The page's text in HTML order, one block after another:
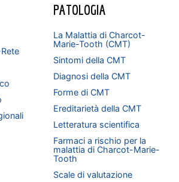
PATOLOGIA
La Malattia di Charcot-
Marie-Tooth (CMT)
Sintomi della CMT
Diagnosi della CMT
Forme di CMT
Ereditarietà della CMT
Letteratura scientifica
Farmaci a rischio per la
malattia di Charcot-Marie-
Tooth
Scale di valutazione